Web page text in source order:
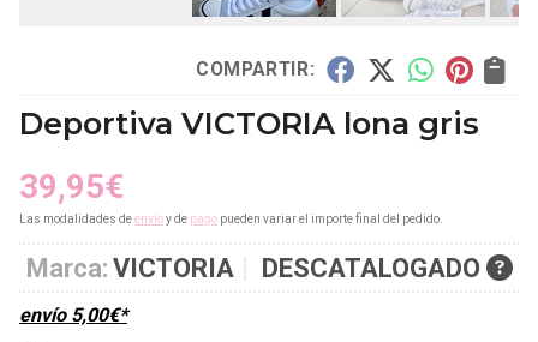
COMPARTIR:
Deportiva VICTORIA lona gris
39,95€
Las modalidades deenvíoy de pago pueden variar el importe final del pedido.
Marca: VICTORIA DESCATALOGADO
envío 5,00€*